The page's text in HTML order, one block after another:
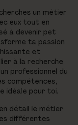
un métier
eux tout en
à devenir pet
ta passion
et
à la recherche
professionnel du
compétences,
idéale pour toi.
détail le métier
différentes